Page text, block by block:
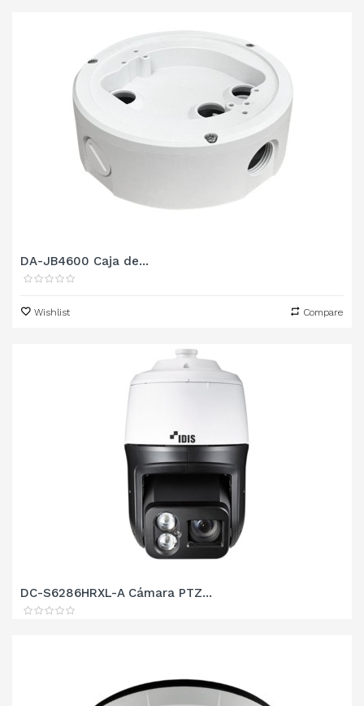
DA-JB4600 Caja de...
Wishlist Compare
DC-S6286HRXL-A Cámara PTZ...